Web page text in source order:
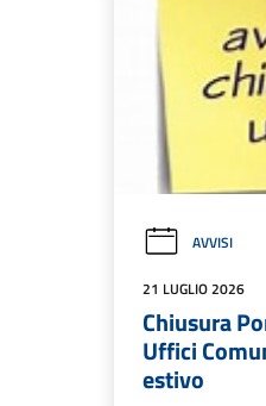
AVVISI
21 LUGLIO 2026
Chiusura
Uffici
estivo